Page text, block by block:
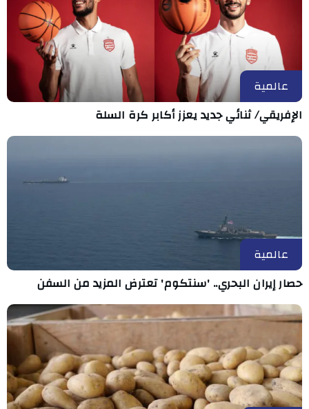
عالمية
الإفريقي/ ثنائي جديد يعزز أكابر كرة السلة
عالمية
حصار إيران البحري.. 'سنتكوم' تعترض المزيد من السفن